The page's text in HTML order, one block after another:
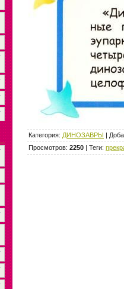
Категория: ДИНОЗАВРЫ |
Просмотров: 2250 | Теги: